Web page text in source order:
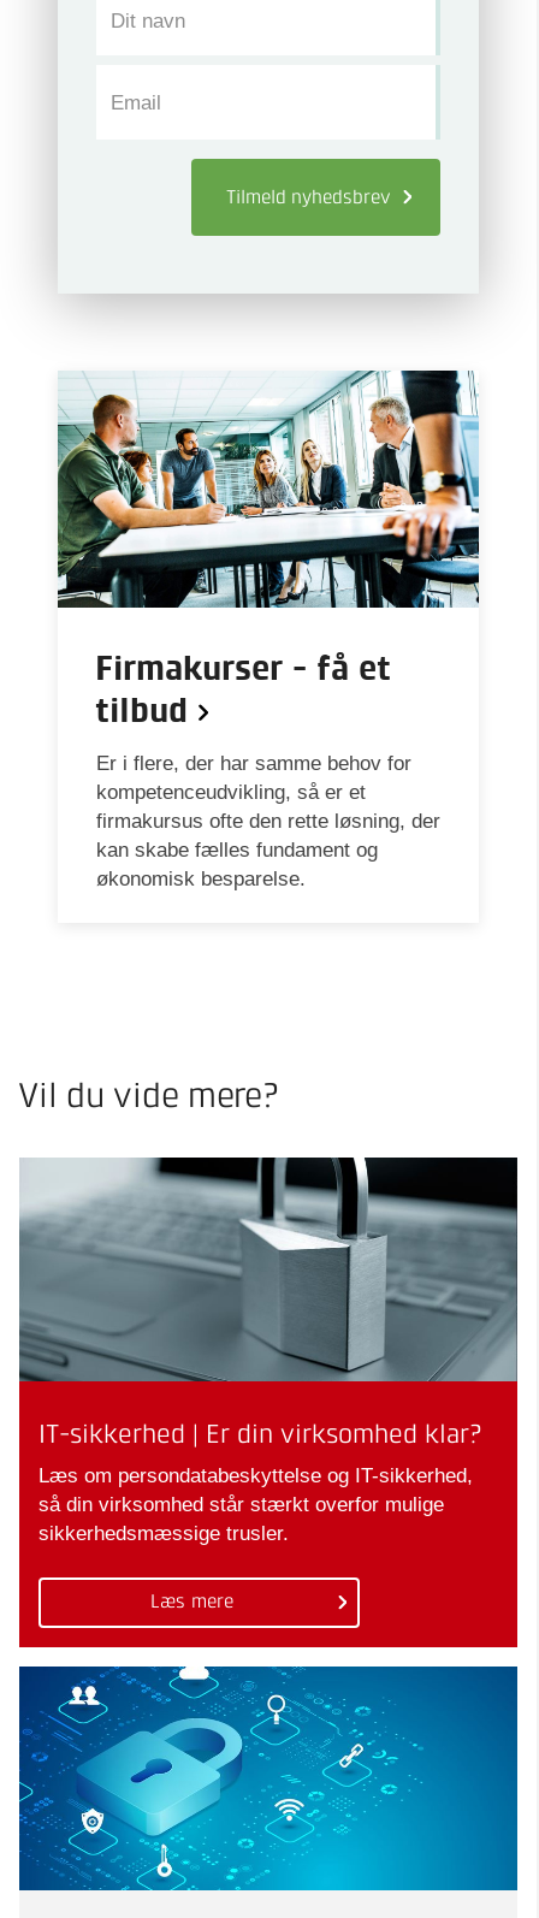
Dit navn
Email
Tilmeld nyhedsbrev
Firmakurser - få et
tilbud
Er i flere, der har samme behov for
kompetenceudvikling, så er et
firmakursus ofte den rette løsning, der
kan skabe fælles fundament og
økonomisk besparelse.
Vil du vide mere?
IT-sikkerhed | Er din virksomhed klar?
Læs om persondatabeskyttelse og IT-sikkerhed,
så din virksomhed står stærkt overfor mulige
sikkerhedsmæssige trusler.
Læs mere